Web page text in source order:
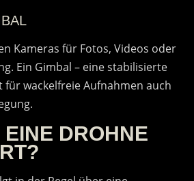
Kameras für Fotos, Videos oder
Ein Gimbal – eine stabilisierte
für wackelfreie Aufnahmen auch
DROHNE